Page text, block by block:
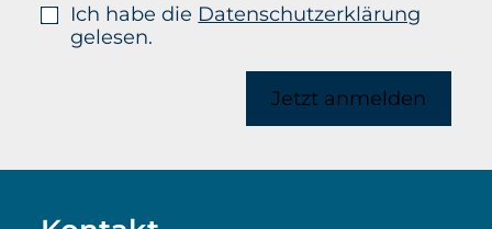
Ich habe die Datenschutzerklärung
gelesen.
Jetzt anmelden